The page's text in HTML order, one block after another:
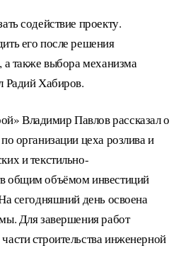
содействие проекту.
его после решения
а также выбора механизма
Радий Хабиров.
Владимир Павлов рассказал о
организации цеха розлива и
и текстильно-
общим объёмом инвестиций
сегодняшний день освоена
Для завершения работ
строительства инженерной